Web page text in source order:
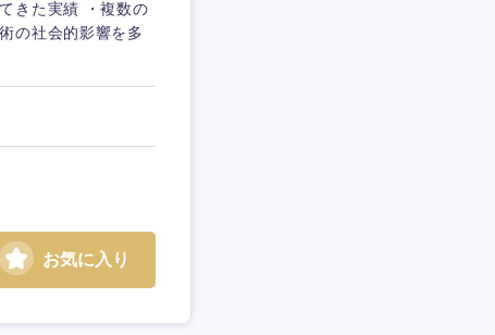
きた実績 ・複数の
の社会的影響を多
お気に入り